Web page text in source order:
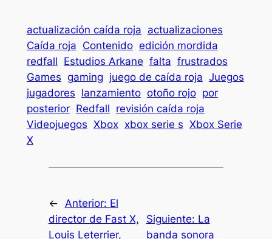
actualización caída roja actualizaciones
Caída roja Contenido edición mordida
redfall Estudios Arkane falta frustrados
Games gaming juego de caída roja Juegos
jugadores lanzamiento otoño rojo por
posterior Redfall revisión caída roja
Videojuegos Xbox xbox serie s Xbox Serie
X
← Anterior: El
director de Fast X,
Louis Leterrier,
Siguiente: La
banda sonora